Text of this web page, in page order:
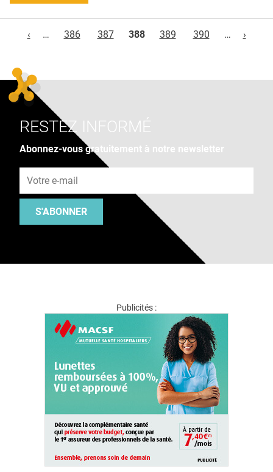
‹
… 386 387 388 389 390 … ›
RESTEZ INFORMÉ
Abonnez-vous gratuitement à notre newsletter
S'ABONNER
Publicités :